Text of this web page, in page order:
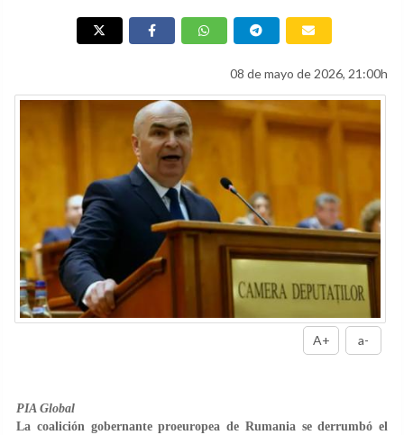
08 de mayo de 2026, 21:00h
A+ a-
PIA Global
La coalición gobernante proeuropea de Rumania se derrumbó el